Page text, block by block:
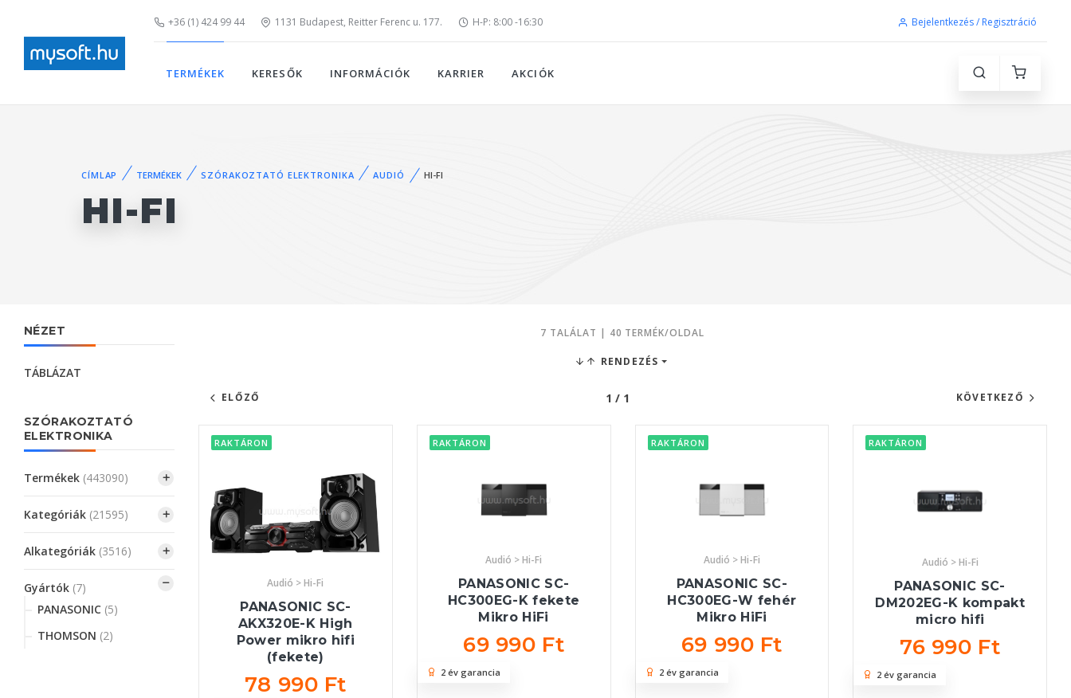
+36 (1) 424 99 44 1131 Budapest, Reitter Ferenc u. 177. H-P: 8:00 -16:30 Bejelentkezés / Regisztráció
TERMÉKEK KERESŐK INFORMÁCIÓK KARRIER AKCIÓK
CÍMLAP TERMÉKEK SZÓRAKOZTATÓ ELEKTRONIKA AUDIÓ HI-FI
HI-FI
NÉZET
TÁBLÁZAT
SZÓRAKOZTATÓ
ELEKTRONIKA
Termékek (443090)
Kategóriák (21595)
Alkategóriák (3516)
Gyártók (7)
PANASONIC (5)
THOMSON (2)
7 TALÁLAT | 40 TERMÉK/OLDAL
RENDEZÉS
ELŐZŐ 1 / 1 KÖVETKEZŐ
RAKTÁRON
Audió > Hi-Fi
PANASONIC SC-
AKX320E-K High
Power mikro hifi
(fekete)
78 990 Ft
RAKTÁRON
Audió > Hi-Fi
PANASONIC SC-
HC300EG-K fekete
Mikro HiFi
69 990 Ft
2 év garancia
RAKTÁRON
Audió > Hi-Fi
PANASONIC SC-
HC300EG-W fehér
Mikro HiFi
69 990 Ft
2 év garancia
RAKTÁRON
Audió > Hi-Fi
PANASONIC SC-
DM202EG-K kompakt
micro hifi
76 990 Ft
2 év garancia